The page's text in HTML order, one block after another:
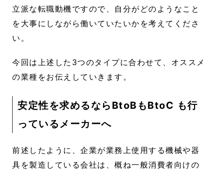
立派な転職動機ですので、自分がどのようなこと
を大事にしながら働いていたいかを考えてくださ
い。
今回は上述した3つのタイプに合わせて、オススメ
の業種をお伝えしていきます。
安定性を求めるならBtoBもBtoC も行
っているメーカーへ
前述したように、企業が業務上使用する機械や器
具を製造している会社は、概ね一般消費者向けの